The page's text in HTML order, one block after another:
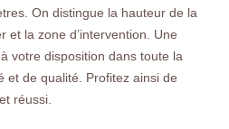
On distingue la hauteur de la
et la zone d’intervention. Une
votre disposition dans toute la
et de qualité. Profitez ainsi de
réussi.